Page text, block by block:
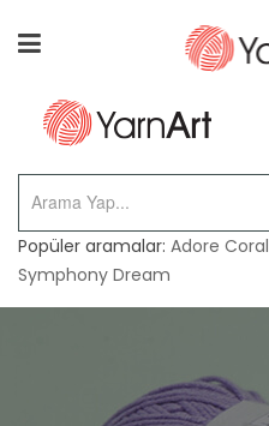
Popüler aramalar: Adore Coral
Symphony Dream